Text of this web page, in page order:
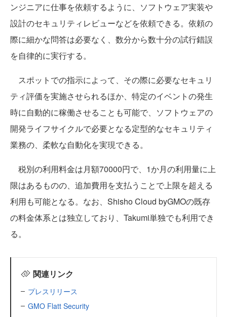
ンジニアに仕事を依頼するように、ソフトウェア実装や
設計のセキュリティレビューなどを依頼できる。依頼の
際に細かな問答は必要なく、数分から数十分の試行錯誤
を自律的に実行する。
スポットでの指示によって、その際に必要なセキュリ
ティ評価を実施させられるほか、特定のイベントの発生
時に自動的に稼働させることも可能で、ソフトウェアの
開発ライフサイクルで必要となる定型的なセキュリティ
業務の、柔軟な自動化を実現できる。
税別の利用料金は月額70000円で、1か月の利用量に上
限はあるものの、追加費用を支払うことで上限を超える
利用も可能となる。なお、Shisho Cloud byGMOの既存
の料金体系とは独立しており、Takumi単独でも利用でき
る。
関連リンク
プレスリリース
GMO Flatt Security